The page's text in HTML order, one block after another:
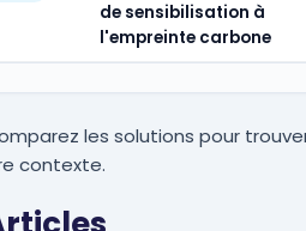
de sensibilisation à
l'empreinte carbone
les solutions pour
contexte.